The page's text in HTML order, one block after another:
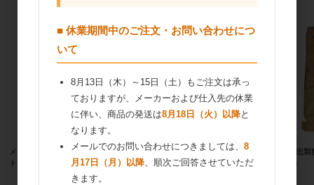
メグミ 国産栗マロンピュアーペース
ト 2kg
プロフーズ アルタイトスリム食パン
ケース（蓋付）
伊藤忠
15kg
■ 休業期間中のご注文・お問い合わせにつ
いて
8月13日（木）～15日（土）もご注文は承っ
ておりますが、メーカーおよび仕入先の休業
に伴い、商品の発送は8月18日（火）以降と
なります。
メールでのお問い合わせにつきましては、 8
月17日（月）以降、順次ご回答させていただ
きます。